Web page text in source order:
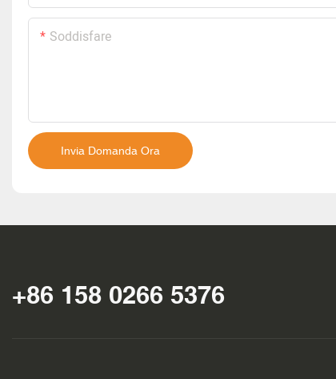
Soddisfare
Invia Domanda Ora
+86 158 0266 5376